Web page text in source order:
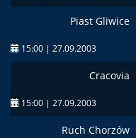
Piast Gliwice
15:00 | 27.09.2003
Cracovia
15:00 | 27.09.2003
Ruch Chorzów